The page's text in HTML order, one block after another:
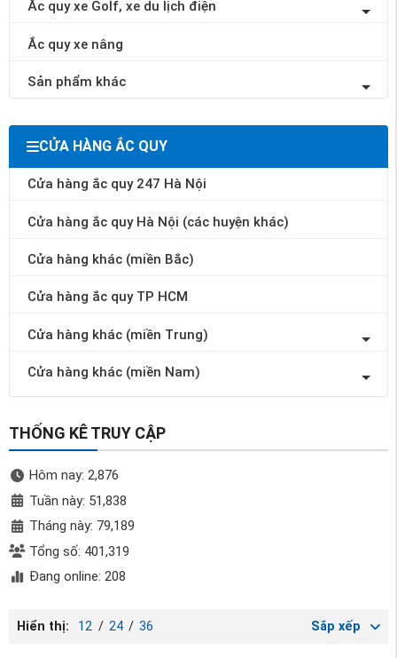
Ắc quy xe Golf, xe du lịch điện
Ắc quy xe nâng
Sản phẩm khác
CỬA HÀNG ẮC QUY
Cửa hàng ắc quy 247 Hà Nội
Cửa hàng ắc quy Hà Nội (các huyện khác)
Cửa hàng khác (miền Bắc)
Cửa hàng ắc quy TP HCM
Cửa hàng khác (miền Trung)
Cửa hàng khác (miền Nam)
THỐNG KÊ TRUY CẬP
Hôm nay: 2,876
Tuần này: 51,838
Tháng này: 79,189
Tổng số: 401,319
Đang online: 208
Hiển thị: 12 / 24 / 36 Sắp xếp